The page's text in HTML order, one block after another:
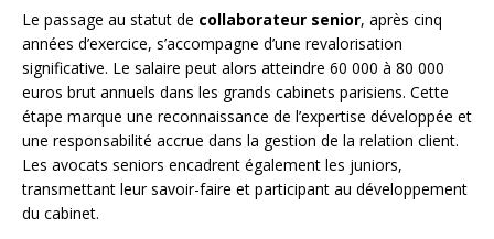
Le passage au statut de collaborateur senior, après cinq
années d’exercice, s’accompagne d’une revalorisation
significative. Le salaire peut alors atteindre 60 000 à 80 000
euros brut annuels dans les grands cabinets parisiens. Cette
étape marque une reconnaissance de l’expertise développée et
une responsabilité accrue dans la gestion de la relation client.
Les avocats seniors encadrent également les juniors,
transmettant leur savoir-faire et participant au développement
du cabinet.